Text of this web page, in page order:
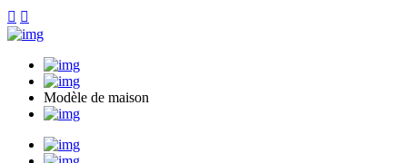
 
Modèle de maison